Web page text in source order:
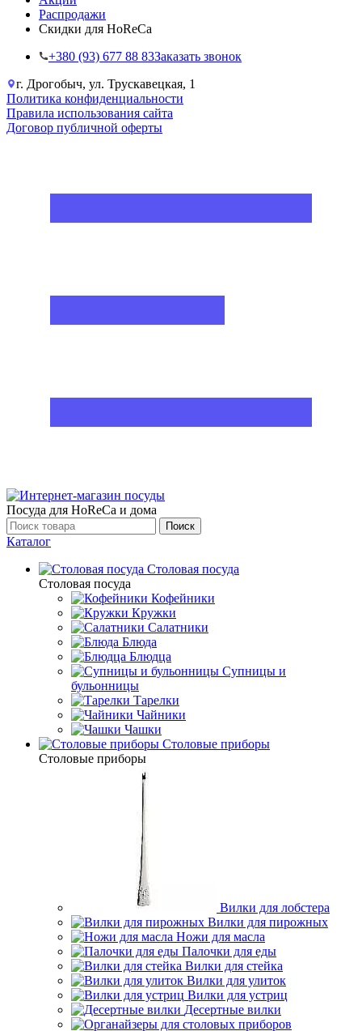
Распродажи
Скидки для HoReCa
+38‎0 (93) 677 88 83Заказать звонок
г. Дрогобыч, ул. Трускавецкая, 1
Политика конфиденциальности
Правила использования сайта
Договор публичной оферты
Посуда для HoReCa и дома
Поиск
Каталог
Столовая посуда
Столовая посуда
Кофейники
Кружки
Салатники
Блюда
Блюдца
Супницы и
бульонницы
Тарелки
Чайники
Чашки
Cтоловые приборы
Cтоловые приборы
Вилки для лобстера
Вилки для пирожных
Ножи для масла
Палочки для еды
Вилки для стейка
Вилки для улиток
Вилки для устриц
Десертные вилки